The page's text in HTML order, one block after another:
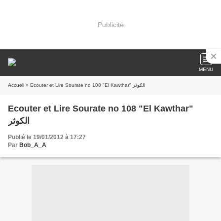
Publicité
MENU
Accueil » Ecouter et Lire Sourate no 108 "El Kawthar" الكوثر
Ecouter et Lire Sourate no 108 "El Kawthar"
الكوثر
Publié le 19/01/2012 à 17:27
Par Bob_A_A